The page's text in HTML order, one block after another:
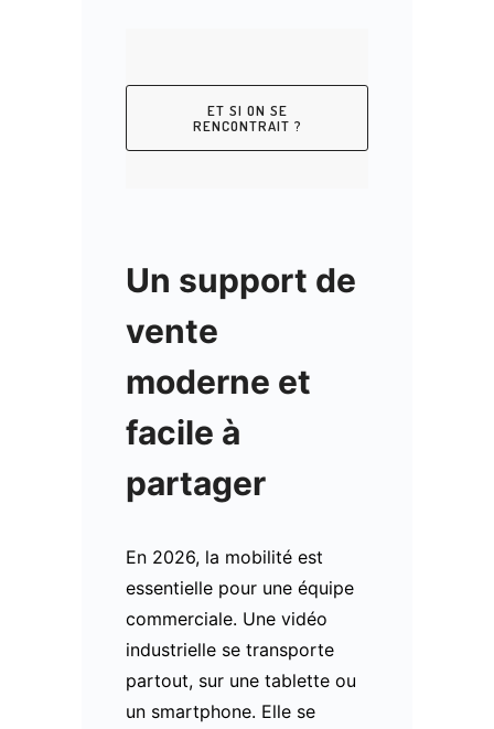
ET SI ON SE
RENCONTRAIT ?
Un support de
vente
moderne et
facile à
partager
En 2026, la mobilité est
essentielle pour une équipe
commerciale. Une vidéo
industrielle se transporte
partout, sur une tablette ou
un smartphone. Elle se